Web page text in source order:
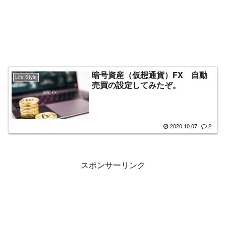
Life Style
暗号資産（仮想通貨）FX 自動
売買の設定してみたぞ。
2020.10.07 2
スポンサーリンク